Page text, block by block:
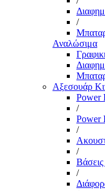
/
Αναλώσιμα
Αξεσουάρ
Power
/
Power
/
/
/